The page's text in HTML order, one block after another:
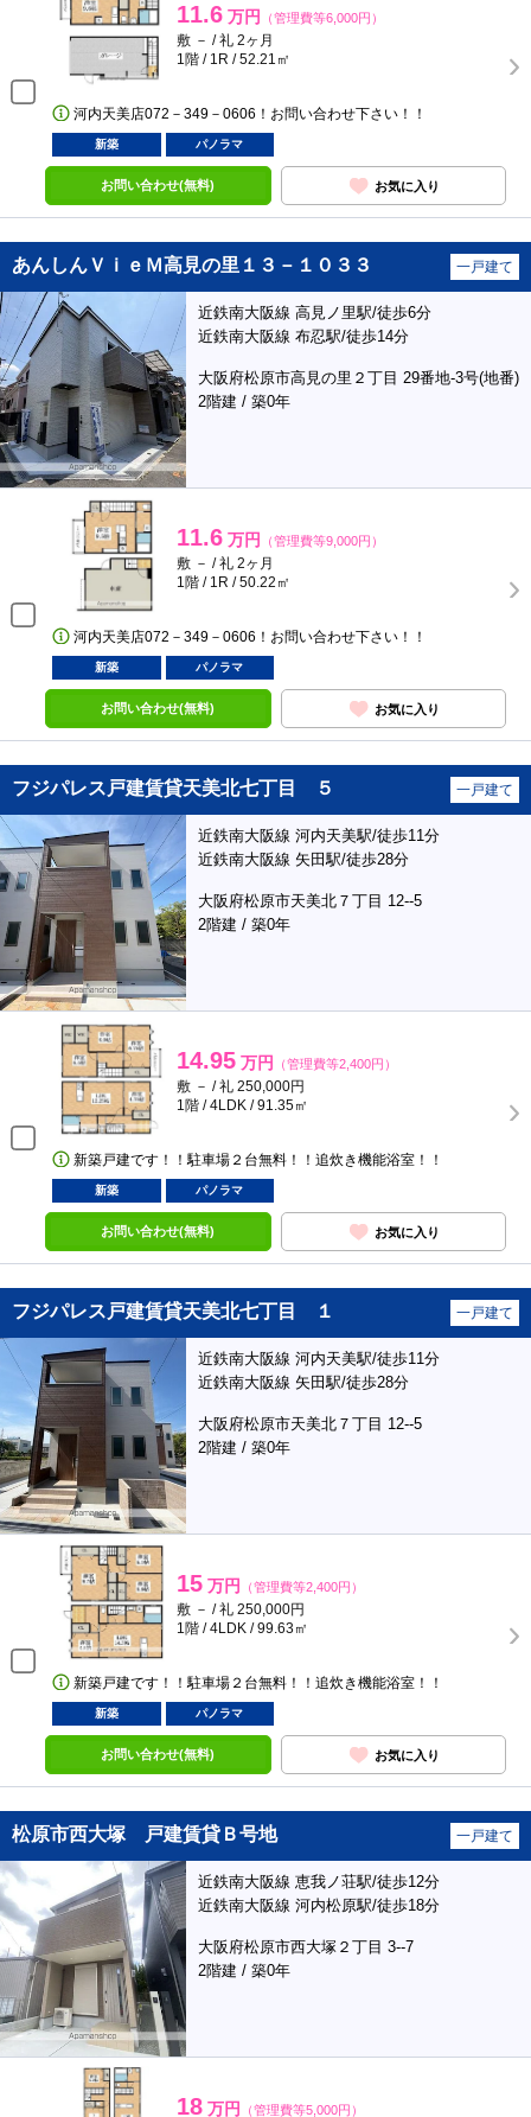
11.6 万円 （管理費等6,000円）
敷 － / 礼 2ヶ月
1階 / 1R / 52.21㎡
河内天美店072－349－0606！お問い合わせ下さい！！
新築 パノラマ
お問い合わせ(無料) お気に入り
あんしんＶｉｅＭ高見の里１３－１０３３ 一戸建て
近鉄南大阪線 高見ノ里駅/徒歩6分
近鉄南大阪線 布忍駅/徒歩14分
大阪府松原市高見の里２丁目 29番地-3号(地番)
2階建 / 築0年
11.6 万円 （管理費等9,000円）
敷 － / 礼 2ヶ月
1階 / 1R / 50.22㎡
河内天美店072－349－0606！お問い合わせ下さい！！
新築 パノラマ
お問い合わせ(無料) お気に入り
フジパレス戸建賃貸天美北七丁目 ５ 一戸建て
近鉄南大阪線 河内天美駅/徒歩11分
近鉄南大阪線 矢田駅/徒歩28分
大阪府松原市天美北７丁目 12--5
2階建 / 築0年
14.95 万円 （管理費等2,400円）
敷 － / 礼 250,000円
1階 / 4LDK / 91.35㎡
新築戸建です！！駐車場２台無料！！追炊き機能浴室！！
新築 パノラマ
お問い合わせ(無料) お気に入り
フジパレス戸建賃貸天美北七丁目 １ 一戸建て
近鉄南大阪線 河内天美駅/徒歩11分
近鉄南大阪線 矢田駅/徒歩28分
大阪府松原市天美北７丁目 12--5
2階建 / 築0年
15 万円 （管理費等2,400円）
敷 － / 礼 250,000円
1階 / 4LDK / 99.63㎡
新築戸建です！！駐車場２台無料！！追炊き機能浴室！！
新築 パノラマ
お問い合わせ(無料) お気に入り
松原市西大塚 戸建賃貸Ｂ号地 一戸建て
近鉄南大阪線 恵我ノ荘駅/徒歩12分
近鉄南大阪線 河内松原駅/徒歩18分
大阪府松原市西大塚２丁目 3--7
2階建 / 築0年
18 万円 （管理費等5,000円）